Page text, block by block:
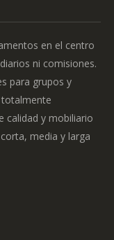
en el centro
ni comisiones.
para grupos y
calidad y mobiliario
media y larga